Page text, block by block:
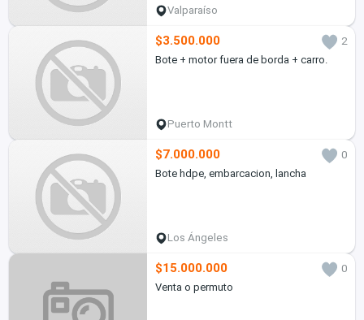
Valparaíso
$3.500.000
2
Bote + motor fuera de borda + carro.
Puerto Montt
$7.000.000
0
Bote hdpe, embarcacion, lancha
Los Ángeles
$15.000.000
0
Venta o permuto